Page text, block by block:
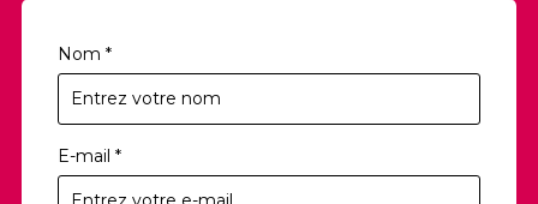
Nom *
E-mail *